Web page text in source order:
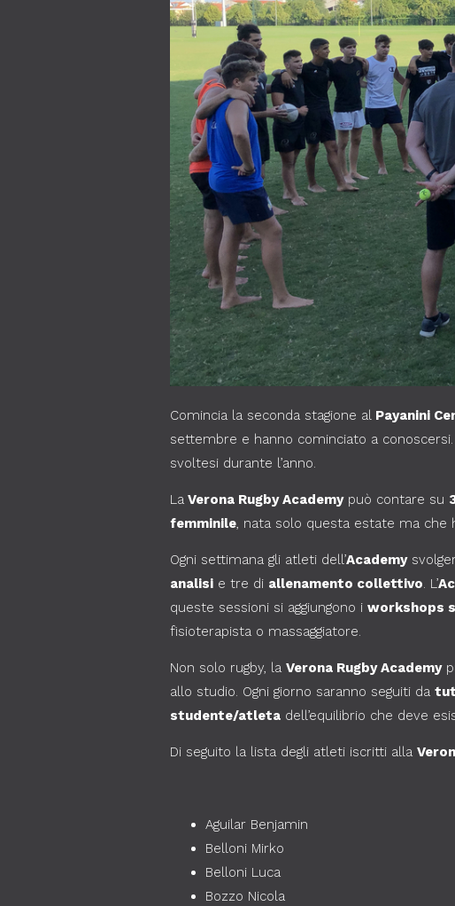
Comincia la seconda stagione al Payanini
settembre e hanno cominciato a
svoltesi durante l’anno.
La Verona Rugby Academypuò contare su
femminile, nata solo questa estate ma che
Ogni settimana gli atleti dell’Academy
analisi e tre di allenamento collettivo. L’
queste sessioni si aggiungono i workshops
fisioterapista o massaggiatore.
Non solo rugby, la Verona Rugby Academy
allo studio. Ogni giorno saranno seguiti da
studente/atleta dell’equilibrio che deve
Di seguito la lista degli atleti iscritti alla
Aguilar Benjamin
Belloni Mirko
Belloni Luca
Bozzo Nicola